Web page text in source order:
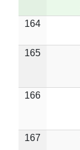
164
165
166
167